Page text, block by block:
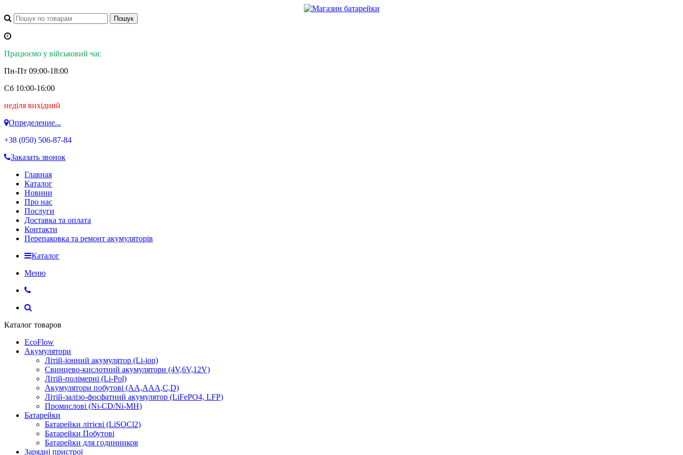
Працюємо у військовий час
Пн-Пт 09:00-18:00
Сб 10:00-16:00
неділя вихідний
Определение...
+38 (050) 506-87-84
Заказать звонок
Главная
Каталог
Новини
Про нас
Послуги
Доставка та оплата
Контакти
Перепаковка та ремонт акумуляторів
Каталог
Меню
Каталог товаров
EcoFlow
Акумулятори
Літій-іонний акумулятор (Li-ion)
Свинцево-кислотний акумулятори (4V,6V,12V)
Літій-полімерні (Li-Pol)
Акумулятори побутові (AA,AAA,C,D)
Літій-залізо-фосфатний акумулятор (LiFePO4, LFP)
Промислові (Ni-CD/Ni-MH)
Батарейки
Батарейки літієві (LiSOCl2)
Батарейки Побутові
Батарейки для годинников
Зарядні пристрої